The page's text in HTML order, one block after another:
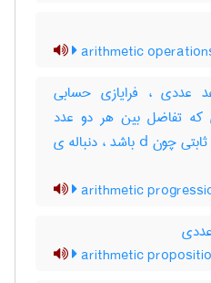
arithmetic
عددی ، فرایازی حسابی
که تفاضل بین هر دو عدد
متوالی همواره برابر با مقدار ثابتی چون d باشد ، دنباله ی
arithmetic
arithmetic